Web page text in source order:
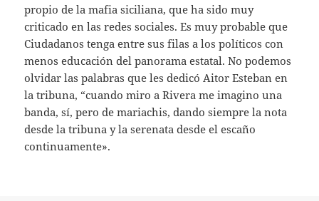
propio de la mafia siciliana, que ha sido muy
criticado en las redes sociales. Es muy probable que
Ciudadanos tenga entre sus filas a los políticos con
menos educación del panorama estatal. No podemos
olvidar las palabras que les dedicó Aitor Esteban en
la tribuna, “cuando miro a Rivera me imagino una
banda, sí, pero de mariachis, dando siempre la nota
desde la tribuna y la serenata desde el escaño
continuamente».